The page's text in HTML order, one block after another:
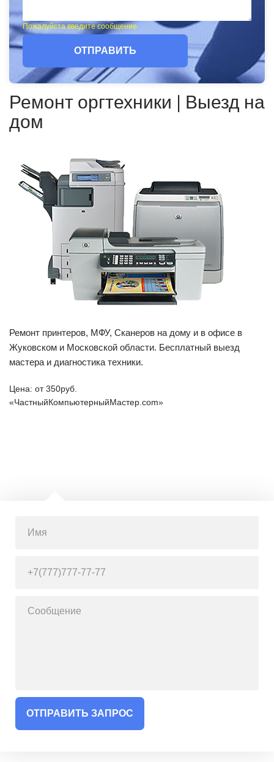
Пожалуйста введите сообщение
ОТПРАВИТЬ
Ремонт оргтехники | Выезд на
дом
Ремонт принтеров, МФУ, Сканеров на дому и в офисе в
Жуковском и Московской области. Бесплатный выезд
мастера и диагностика техники.
Цена: от350руб.
«ЧастныйКомпьютерныйМастер.com»
ОТПРАВИТЬ ЗАПРОС